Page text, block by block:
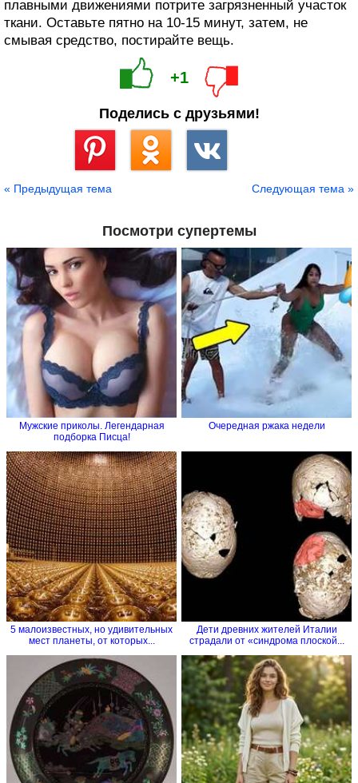
плавными движениями потрите загрязненный участок
ткани. Оставьте пятно на 10-15 минут, затем, не
смывая средство, постирайте вещь.
+1
Поделись с друзьями!
« Предыдущая тема Следующая тема »
Посмотри супертемы
Мужские приколы. Легендарная
подборка Писца!
Очередная ржака недели
5 малоизвестных, но удивительных
мест планеты, от которых...
Дети древних жителей Италии
страдали от «синдрома плоской...